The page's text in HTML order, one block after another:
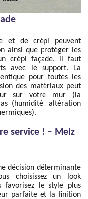
et de crépi peuvent
ainsi que protéger les
crépi façade, il faut
avec le support. La
pour toutes les
des matériaux peut
sur votre mur (la
(humidité, altération
service ! – Melz
décision déterminante
choisissez un look
favorisez le style plus
parfaite et la finition